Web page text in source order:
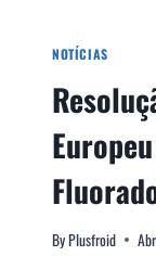
NOTÍCIAS
ByPlusfroid